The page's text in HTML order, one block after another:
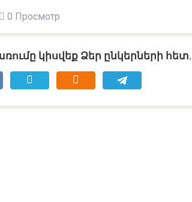
0 Просмотр
կիսվեք Ձեր ընկերների հետ.